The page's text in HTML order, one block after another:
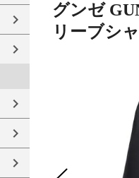
グンゼ
リーブシ